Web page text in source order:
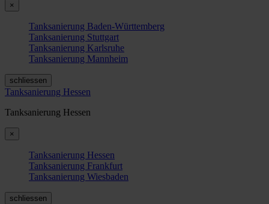
×
Tanksanierung Baden-Württemberg
Tanksanierung Stuttgart
Tanksanierung Karlsruhe
Tanksanierung Mannheim
schliessen
Tanksanierung Hessen
Tanksanierung Hessen
×
Tanksanierung Hessen
Tanksanierung Frankfurt
Tanksanierung Wiesbaden
schliessen